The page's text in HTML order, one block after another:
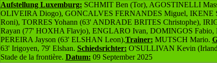
Aufstellung Luxemburg: SCHMIT Ben (Tor), AGOSTINELLI
OLIVEIRA Diogo), GONCALVES FERNANDES Miguel, IKENE
Roni), TORRES Yohann (63' ANDRADE BRITES Christophe),
Rayan (77' HOXHA Flavjo), ENGLARO Ivan, DOMINGOS
PEREIRA Jayson (63' ELSHAN Leon).Trainer: MUTSCH Mario.
63' Irigoyen, 79' Elshan. Schiedsrichter: O'SULLIVAN Kevin
Stade de la frontière. Datum: 09 September 2025